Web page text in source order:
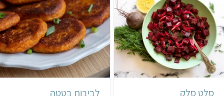
י
ם
ט
ב
קל 20 דקות
4 מנות ישראלי
סלט סלק
קל שעה ו-5 דקות
לביבות בטטה